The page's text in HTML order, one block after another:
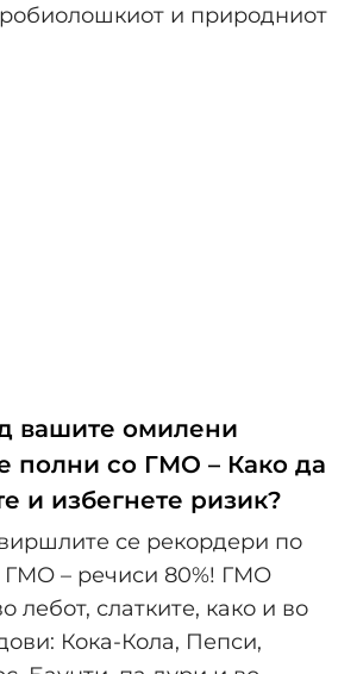
и природниот
вашите омилени
полни со ГМО – Како да
и избегнете ризик?
се рекордери по
– речиси 80%! ГМО
лебот, слатките, како и во
Кока-Кола, Пепси,